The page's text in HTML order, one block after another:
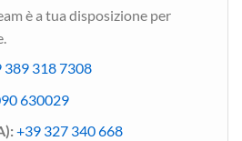
è a tua disposizione per
389 318 7308
630029
+39 327 340 668